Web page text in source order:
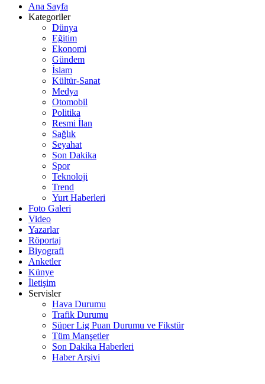
Ana Sayfa
Kategoriler
Dünya
Eğitim
Ekonomi
Gündem
İslam
Kültür-Sanat
Medya
Otomobil
Politika
Resmi İlan
Sağlık
Seyahat
Son Dakika
Spor
Teknoloji
Trend
Yurt Haberleri
Foto Galeri
Video
Yazarlar
Röportaj
Biyografi
Anketler
Künye
İletişim
Servisler
Hava Durumu
Trafik Durumu
Süper Lig Puan Durumu ve Fikstür
Tüm Manşetler
Son Dakika Haberleri
Haber Arşivi